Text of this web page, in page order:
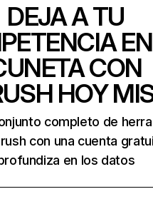
DEJA A TU
CON
HOY
completo de
con una cuenta
en los datos